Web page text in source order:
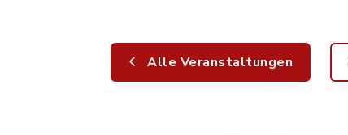
Alle Veranstaltungen